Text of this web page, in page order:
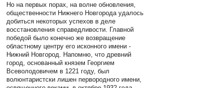
Но на первых порах, на волне обновления,
общественности Нижнего Новгорода удалось
добиться некоторых успехов в деле
восстановления справедливости. Главной
победой было конечно же возвращение
областному центру его исконного имени -
Нижний Новгород. Напомню, что древний
город, основанный князем Георгием
Всеволодовичем в 1221 году, был
волюнтаристски лишен первородного имени,